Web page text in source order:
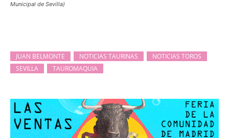
Municipal de Sevilla)
JUAN BELMONTE NOTICIAS TAURINAS
NOTICIAS TOROS
SEVILLA
TAUROMAQUIA